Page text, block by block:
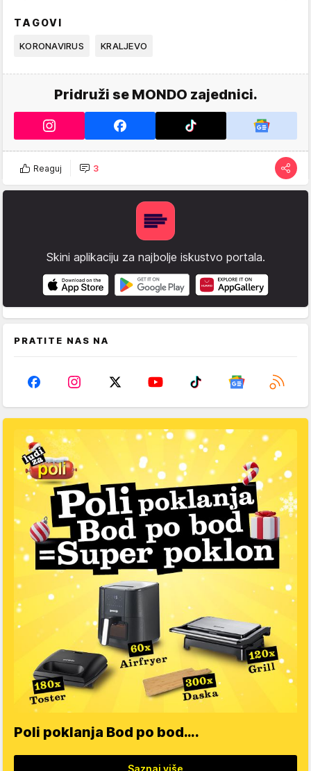
TAGOVI
KORONAVIRUS KRALJEVO
Pridruži se MONDO zajednici.
Reaguj 3
Skini aplikaciju za najbolje iskustvo portala.
PRATITE NAS NA
Poli poklanja Bod po bod….
Saznaj više